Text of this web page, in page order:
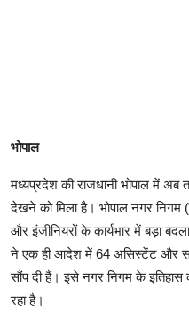
भोपाल
मध्यप्रदेश की राजधानी भोपाल में
देखने को मिला है। भोपाल नगर निगम
और इंजीनियरों के कार्यभार में बड़ा
ने एक ही आदेश में 64 असिस्टेंट और सब
सौंप दी हैं। इसे नगर निगम के
रहा है।